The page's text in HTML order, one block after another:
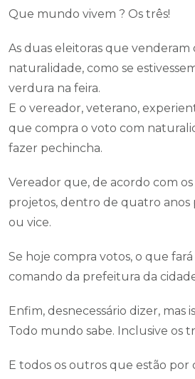
Que mundo vivem ? Os três!
As duas eleitoras que venderam
naturalidade, como se
verdura na feira.
E o vereador, veterano,
que compra o voto com
fazer pechincha.
Vereador que, de acordo com os
projetos, dentro de quatro anos
ou vice.
Se hoje compra votos, o que
comando da prefeitura da
Enfim, desnecessário dizer, mas
Todo mundo sabe. Inclusive os
E todos os outros que estão por